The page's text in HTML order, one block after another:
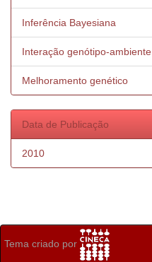
Inferência Bayesiana
Interação genótipo-ambiente
Melhoramento genético
Data de Publicação
2010
Tema criado por